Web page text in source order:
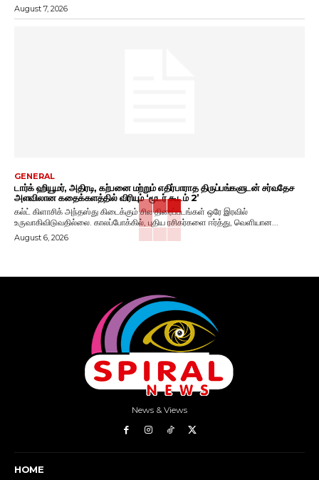
August 7, 2026
GENERAL
டார்க் ஹியூமர், அதிரடி, கற்பனை மற்றும் எதிர்பாராத திருப்பங்களுடன் சர்வதேச
அளவிலான கதைக்களத்தில் விரியும் ‘மூடர் கூடம் 2’
கல்ட் கிளாசிக் அந்தஸ்து கிடைக்கும் சில திரைப்படங்கள் ஒரே இரவில்
உருவாகிவிடுவதில்லை. காலப்போக்கில், புதிய ரசிகர்களை ஈர்த்து, வெளியான...
August 6, 2026
News & Views
HOME